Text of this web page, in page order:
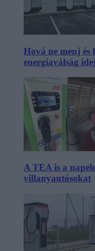
Hová ne menj és
energiaválság
A TEA is a
villanyautósokat